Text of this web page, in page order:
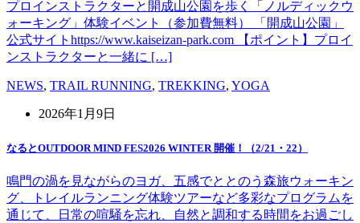
プロインストラクターと開成山公園を歩く「ノルディックウ
ォーキング」体験イベント（参加費無料） 「開成山公園」
公式サイトhttps://www.kaiseizan-park.com 【ポイント】プロイ
ンストラクターと一緒に […]
NEWS, TRAIL RUNNING, TREKKING, YOGA
2026年1月9日
なるとOUTDOOR MIND FES2026 WINTER 開催！（2/21・22）
鳴門の渦を見ながらのヨガ、五感でととのう森旅ウォーキン
グ、トレイルランニング体験ツアーなど多彩なプログラムを
通じて、日常の喧騒を忘れ、自然と調和する時間をお過ごし